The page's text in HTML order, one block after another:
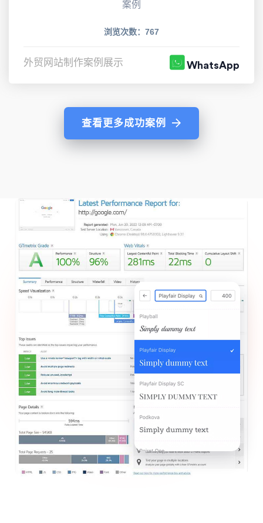
案例
浏览次数：767
外贸网站制作案例展示 WhatsApp
查看更多成功案例